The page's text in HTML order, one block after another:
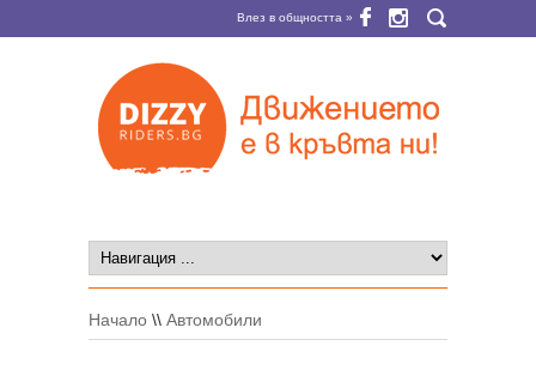
Влез в общността »
Начало \\ Автомобили